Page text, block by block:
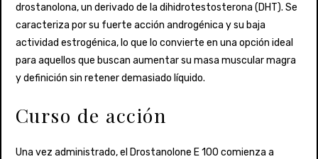
drostanolona, un derivado de la dihidrotestosterona (DHT). Se
caracteriza por su fuerte acción androgénica y su baja
actividad estrogénica, lo que lo convierte en una opción ideal
para aquellos que buscan aumentar su masa muscular magra
y definición sin retener demasiado líquido.
Curso de acción
Una vez administrado, el Drostanolone E 100 comienza a